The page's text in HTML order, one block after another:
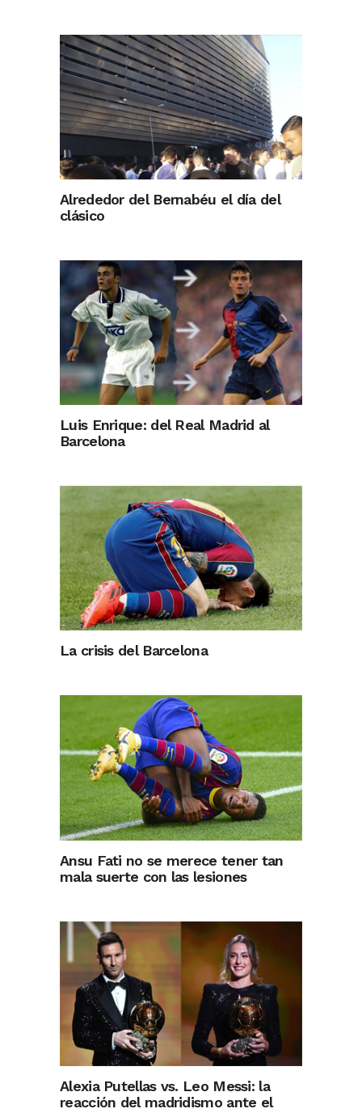
Alrededor del Bernabéu el día del
clásico
Luis Enrique: del Real Madrid al
Barcelona
La crisis del Barcelona
Ansu Fati no se merece tener tan
mala suerte con las lesiones
Alexia Putellas vs. Leo Messi: la
reacción del madridismo ante el